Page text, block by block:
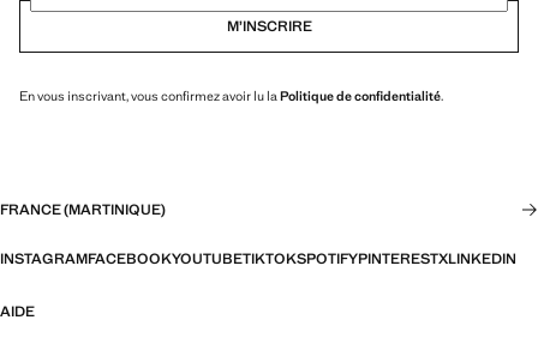
M’INSCRIRE
En vous inscrivant, vous confirmez avoir lu la Politique de confidentialité.
FRANCE (MARTINIQUE)
INSTAGRAMFACEBOOKYOUTUBETIKTOKSPOTIFYPINTERESTXLINKEDIN
AIDE